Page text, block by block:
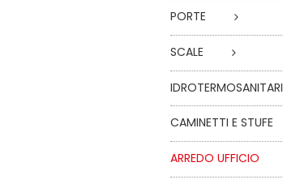
PORTE
SCALE
IDROTERMOSANITARI
CAMINETTI E STUFE
ARREDO UFFICIO